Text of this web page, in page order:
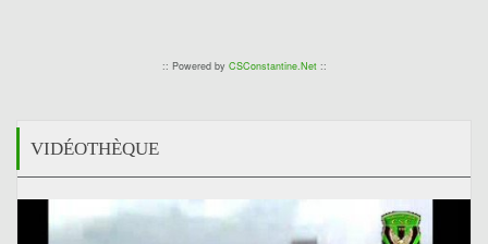
:: Powered by CSConstantine.Net::
VIDÉOTHÈQUE